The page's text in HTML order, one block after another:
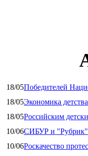
18/05Победителей
18/05Экономика
18/05Российским
10/06СИБУР и "Рубрик"
10/06Роскачество